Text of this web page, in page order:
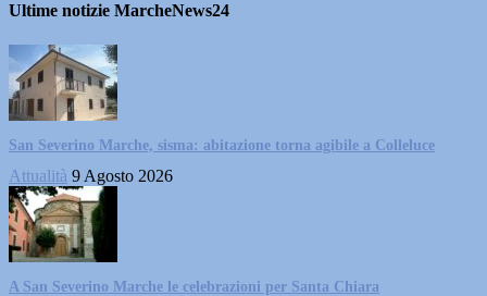
Ultime notizie MarcheNews24
San Severino Marche, sisma: abitazione torna agibile a Colleluce
Attualità 9 Agosto 2026
A San Severino Marche le celebrazioni per Santa Chiara